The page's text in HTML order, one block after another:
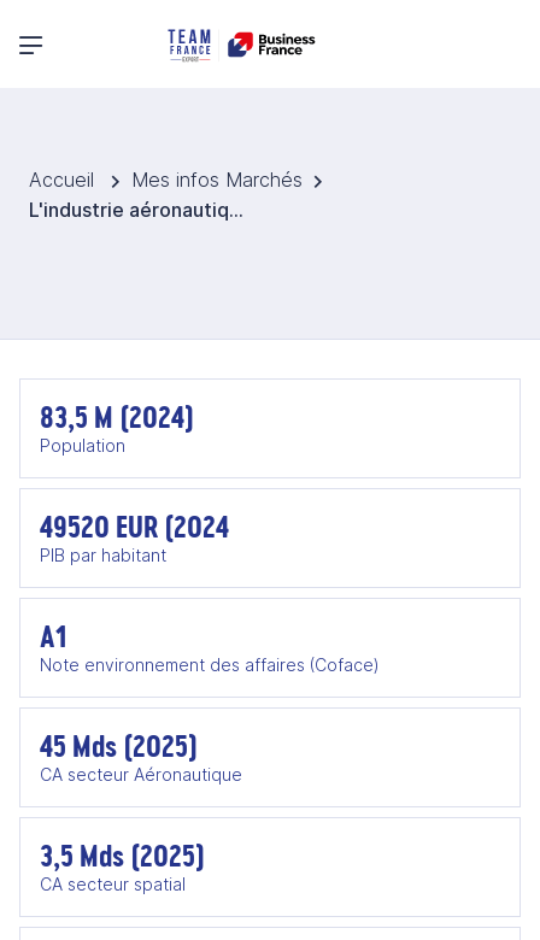
Menu principal
Accueil
Mes infos Marchés
L'industrie aéronautique et spatiale en Allemagne
83,5 M (2024)
Population
49520 EUR (2024
PIB par habitant
A1
Note environnement des affaires (Coface)
45 Mds (2025)
CA secteur Aéronautique
3,5 Mds (2025)
CA secteur spatial